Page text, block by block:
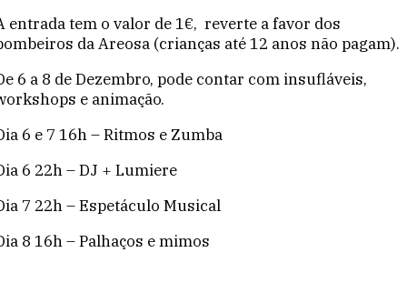
entrada tem o valor de 1€, reverte a favor dos
da Areosa (crianças até 12 anos não pagam).
6 a 8 de Dezembro, pode contar com insufláveis,
e animação.
6 e 7 16h – Ritmos e Zumba
6 22h – DJ + Lumiere
7 22h – Espetáculo Musical
8 16h – Palhaços e mimos